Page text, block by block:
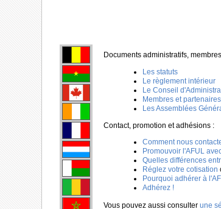
Documents administratifs,
Les statuts
Le règlement intérieur
Le Conseil
Membres et partenaires
Les Assemblées
Contact, promotion et adhésions :
Comment nous
Promouvoir l'AFUL
Quelles différences
Réglez votre cotisation
Pourquoi adhérer à
Adhérez !
Vous pouvez aussi consulter une